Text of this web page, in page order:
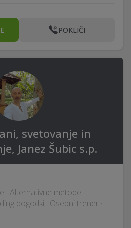
POKLIČI
svetovanje in
Janez Šubic s.p.
· Alternativne metode
dogodki · Osebni trener ·